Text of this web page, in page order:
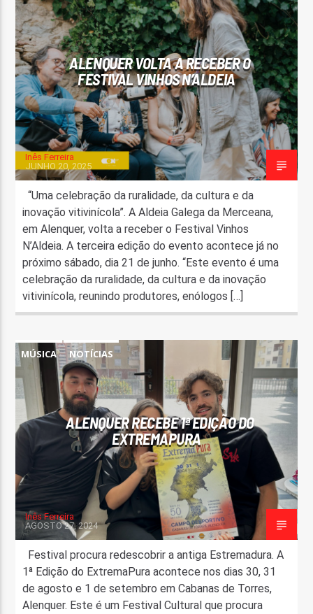
FAIXA ATUAL
TÍTULO
ARTISTA
ON FM
ALENQUER VOLTA A RECEBER O
FESTIVAL VINHOS N’ALDEIA
Inês Ferreira
JUNHO 20, 2025
“Uma celebração da ruralidade, da cultura e da
inovação vitivinícola”. A Aldeia Galega da Merceana,
em Alenquer, volta a receber o Festival Vinhos
N’Aldeia. A terceira edição do evento acontece já no
próximo sábado, dia 21 de junho. “Este evento é uma
celebração da ruralidade, da cultura e da inovação
vitivinícola, reunindo produtores, enólogos […]
MÚSICA NOTÍCIAS
ALENQUER RECEBE 1ª EDIÇÃO DO
EXTREMAPURA
Inês Ferreira
AGOSTO 27, 2024
Festival procura redescobrir a antiga Estremadura. A
1ª Edição do ExtremaPura acontece nos dias 30, 31
de agosto e 1 de setembro em Cabanas de Torres,
Alenquer. Este é um Festival Cultural que procura